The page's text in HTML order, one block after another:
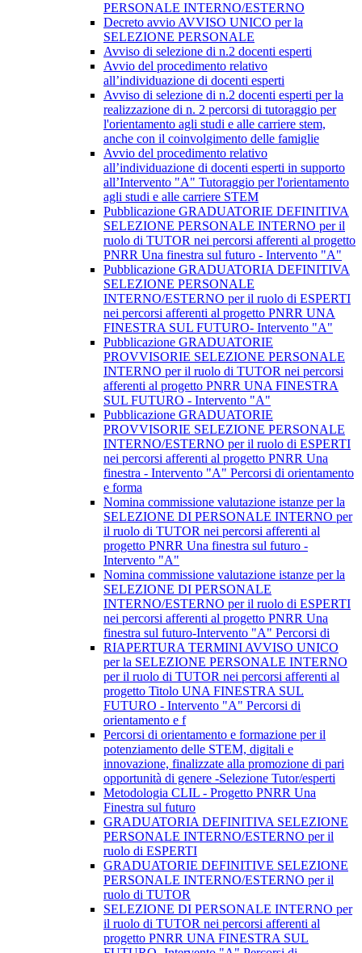
PERSONALE INTERNO/ESTERNO
Decreto avvio AVVISO UNICO per la
SELEZIONE PERSONALE
Avviso di selezione di n.2 docenti esperti
Avvio del procedimento relativo
all’individuazione di docenti esperti
Avviso di selezione di n.2 docenti esperti per la
realizzazione di n. 2 percorsi di tutoraggio per
l'orientamento agli studi e alle carriere stem,
anche con il coinvolgimento delle famiglie
Avvio del procedimento relativo
all’individuazione di docenti esperti in supporto
all’Intervento "A" Tutoraggio per l'orientamento
agli studi e alle carriere STEM
Pubblicazione GRADUATORIE DEFINITIVA
SELEZIONE PERSONALE INTERNO per il
ruolo di TUTOR nei percorsi afferenti al progetto
PNRR Una finestra sul futuro - Intervento "A"
Pubblicazione GRADUATORIA DEFINITIVA
SELEZIONE PERSONALE
INTERNO/ESTERNO per il ruolo di ESPERTI
nei percorsi afferenti al progetto PNRR UNA
FINESTRA SUL FUTURO- Intervento "A"
Pubblicazione GRADUATORIE
PROVVISORIE SELEZIONE PERSONALE
INTERNO per il ruolo di TUTOR nei percorsi
afferenti al progetto PNRR UNA FINESTRA
SUL FUTURO - Intervento "A"
Pubblicazione GRADUATORIE
PROVVISORIE SELEZIONE PERSONALE
INTERNO/ESTERNO per il ruolo di ESPERTI
nei percorsi afferenti al progetto PNRR Una
finestra - Intervento "A" Percorsi di orientamento
e forma
Nomina commissione valutazione istanze per la
SELEZIONE DI PERSONALE INTERNO per
il ruolo di TUTOR nei percorsi afferenti al
progetto PNRR Una finestra sul futuro -
Intervento "A"
Nomina commissione valutazione istanze per la
SELEZIONE DI PERSONALE
INTERNO/ESTERNO per il ruolo di ESPERTI
nei percorsi afferenti al progetto PNRR Una
finestra sul futuro-Intervento "A" Percorsi di
RIAPERTURA TERMINI AVVISO UNICO
per la SELEZIONE PERSONALE INTERNO
per il ruolo di TUTOR nei percorsi afferenti al
progetto Titolo UNA FINESTRA SUL
FUTURO - Intervento "A" Percorsi di
orientamento e f
Percorsi di orientamento e formazione per il
potenziamento delle STEM, digitali e
innovazione, finalizzate alla promozione di pari
opportunità di genere -Selezione Tutor/esperti
Metodologia CLIL - Progetto PNRR Una
Finestra sul futuro
GRADUATORIA DEFINITIVA SELEZIONE
PERSONALE INTERNO/ESTERNO per il
ruolo di ESPERTI
GRADUATORIE DEFINITIVE SELEZIONE
PERSONALE INTERNO/ESTERNO per il
ruolo di TUTOR
SELEZIONE DI PERSONALE INTERNO per
il ruolo di TUTOR nei percorsi afferenti al
progetto PNRR UNA FINESTRA SUL